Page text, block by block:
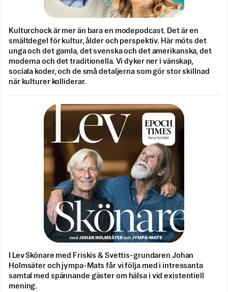
Kulturchock är mer än bara en modepodcast. Det är en
smältdegel för kultur, ålder och perspektiv. Här möts det
unga och det gamla, det svenska och det amerikanska, det
moderna och det traditionella. Vi dyker ner i vänskap,
sociala koder, och de små detaljerna som gör stor skillnad
när kulturer kolliderar.
I Lev Skönare med Friskis & Svettis-grundaren Johan
Holmsäter och jympa-Mats får vi följa med i intressanta
samtal med spännande gäster om hälsa i vid existentiell
mening.